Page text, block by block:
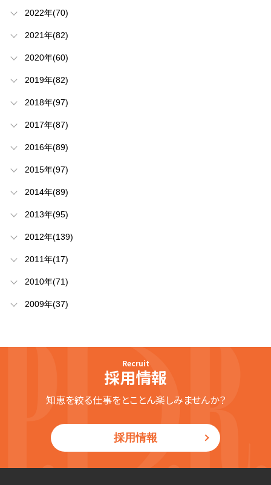
2022年(70)
2021年(82)
2020年(60)
2019年(82)
2018年(97)
2017年(87)
2016年(89)
2015年(97)
2014年(89)
2013年(95)
2012年(139)
2011年(17)
2010年(71)
2009年(37)
Recruit
採用情報
知恵を絞る仕事をとことん楽しみませんか？
採用情報